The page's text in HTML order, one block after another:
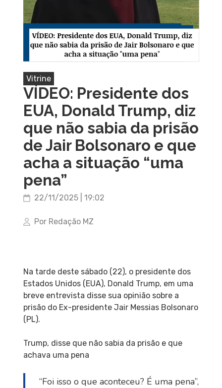
Vitrine
VÍDEO: Presidente dos
EUA, Donald Trump, diz
que não sabia da prisão
de Jair Bolsonaro e que
acha a situação “uma
pena”
22/11/2025 | 19:02
Por Redação MZ
Na tarde deste sábado (22), o presidente dos
Estados Unidos (EUA), Donald Trump, em uma
breve entrevista disse sua opinião sobre a
prisão do Ex-presidente Jair Messias Bolsonaro
(PL).
Trump, disse que não sabia da prisão e que
achava uma pena
“Foi isso o que aconteceu? É uma pena”,